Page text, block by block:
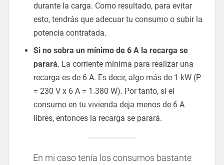
durante la carga. Como resultado, para evitar
esto, tendrás que adecuar tu consumo o subir la
potencia contratada.
Si no sobra un mínimo de 6 A la recarga se
parará. La corriente mínima para realizar una
recarga es de 6 A. Es decir, algo más de 1 kW (P
= 230 V x 6 A = 1.380 W). Por tanto, si el
consumo en tu vivienda deja menos de 6 A
libres, entonces la recarga se parará.
En mi caso tenía los consumos bastante